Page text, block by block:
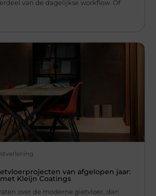
van de dagelijkse workflow. Of
van afgelopen jaar:
Kleijn Coatings
over de moderne gietvloer, dan